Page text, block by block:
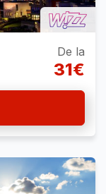
De la
31€